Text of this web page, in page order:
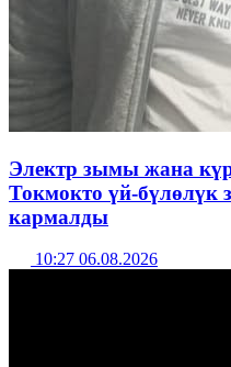
Электр зымы жана
Токмокто үй-бүлөлүк
кармалды
10:27 06.08.2026